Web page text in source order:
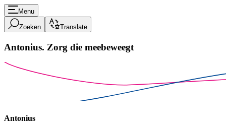
Menu
Zoeken Translate
Antonius. Zorg die meebeweegt
Antonius